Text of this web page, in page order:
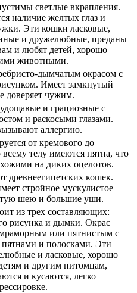
светлые вкрапления.
наличие желтых глаз и
Эти кошки ласковые,
и дружелюбные, преданы
и любят детей, хорошо
животными.
дымчатым окрасом с
Имеет замкнутый
доверяет чужим.
и грациозные с
и раскосыми глазами.
аллергию.
от кремового до
всему телу имеются пятна, что
на диких оцелотов.
древнеегипетских кошек.
стройное мускулистое
шею и большие уши.
из трех составляющих:
рисунка и дымки. Окрас
или пятнистым с
и полосками. Эти
и ласковые, хорошо
и другим питомцам,
и кусаются, легко